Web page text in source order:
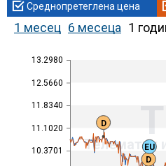
Среднопретеглена цена
1 месец 6 месеца 1
10.3701
11.1020
11.8340
12.5660
13.2980
Телематик
D
D
EU